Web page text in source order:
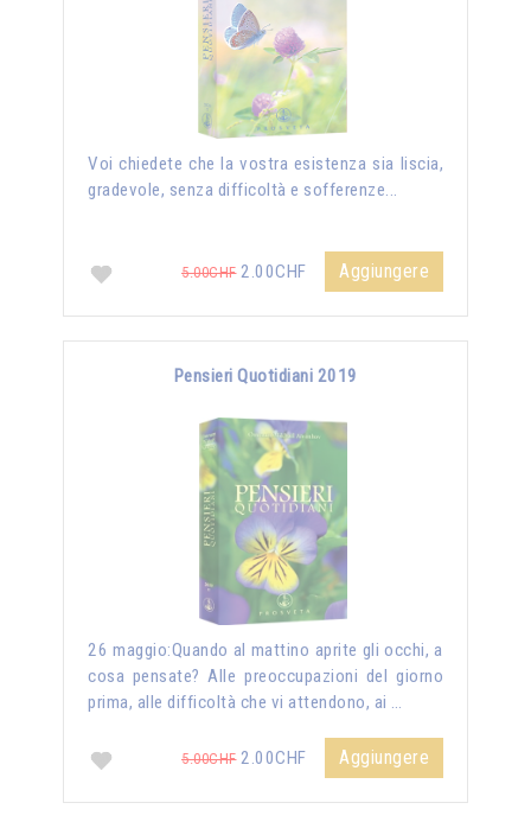
Voi chiedete che la vostra esistenza sia liscia,
gradevole, senza difficoltà e sofferenze...
5.00CHF2.00CHF Aggiungere
Pensieri Quotidiani 2019
26 maggio:Quando al mattino aprite gli occhi, a
cosa pensate? Alle preoccupazioni del giorno
prima, alle difficoltà che vi attendono, ai …
5.00CHF2.00CHF Aggiungere